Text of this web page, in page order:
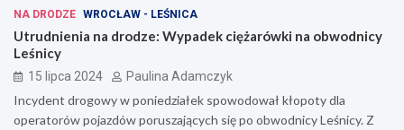
NA DRODZE WROCŁAW - LEŚNICA
Utrudnienia na drodze: Wypadek ciężarówki na obwodnicy
Leśnicy
15 lipca 2024 Paulina Adamczyk
Incydent drogowy w poniedziałek spowodował kłopoty dla
operatorów pojazdów poruszających się po obwodnicy Leśnicy. Z